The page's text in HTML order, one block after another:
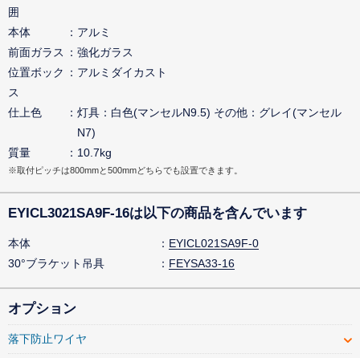
囲
本体
アルミ
前面ガラス
強化ガラス
位置ボック
ス
アルミダイカスト
仕上色
灯具：白色(マンセルN9.5) その他：グレイ(マンセル
N7)
質量
10.7kg
※取付ピッチは800mmと500mmどちらでも設置できます。
EYICL3021SA9F-16は以下の商品を含んでいます
本体
EYICL021SA9F-0
30°ブラケット吊具
FEYSA33-16
オプション
落下防止ワイヤ